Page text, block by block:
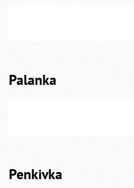
Palanka
Penkivka